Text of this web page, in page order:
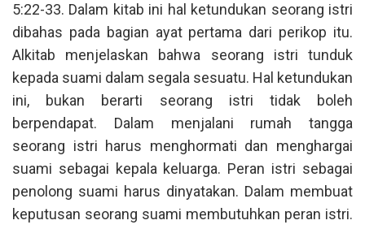
5:22-33. Dalam kitab ini hal ketundukan seorang istri
dibahas pada bagian ayat pertama dari perikop itu.
Alkitab menjelaskan bahwa seorang istri tunduk
kepada suami dalam segala sesuatu. Hal ketundukan
ini, bukan berarti seorang istri tidak boleh
berpendapat. Dalam menjalani rumah tangga
seorang istri harus menghormati dan menghargai
suami sebagai kepala keluarga. Peran istri sebagai
penolong suami harus dinyatakan. Dalam membuat
keputusan seorang suami membutuhkan peran istri.